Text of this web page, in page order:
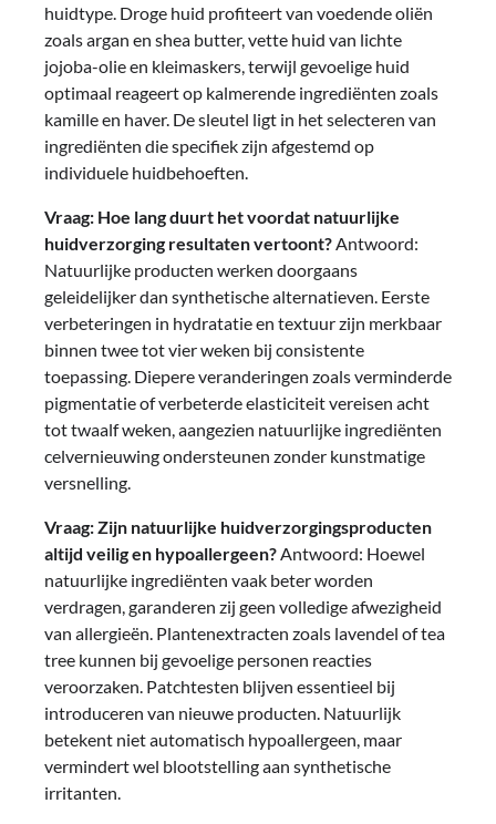
huidtype. Droge huid profiteert van voedende oliën
zoals argan en shea butter, vette huid van lichte
jojoba-olie en kleimaskers, terwijl gevoelige huid
optimaal reageert op kalmerende ingrediënten zoals
kamille en haver. De sleutel ligt in het selecteren van
ingrediënten die specifiek zijn afgestemd op
individuele huidbehoeften.
Vraag: Hoe lang duurt het voordat natuurlijke
huidverzorging resultaten vertoont?Antwoord:
Natuurlijke producten werken doorgaans
geleidelijker dan synthetische alternatieven. Eerste
verbeteringen in hydratatie en textuur zijn merkbaar
binnen twee tot vier weken bij consistente
toepassing. Diepere veranderingen zoals verminderde
pigmentatie of verbeterde elasticiteit vereisen acht
tot twaalf weken, aangezien natuurlijke ingrediënten
celvernieuwing ondersteunen zonder kunstmatige
versnelling.
Vraag: Zijn natuurlijke huidverzorgingsproducten
altijd veilig en hypoallergeen?Antwoord: Hoewel
natuurlijke ingrediënten vaak beter worden
verdragen, garanderen zij geen volledige afwezigheid
van allergieën. Plantenextracten zoals lavendel of tea
tree kunnen bij gevoelige personen reacties
veroorzaken. Patchtesten blijven essentieel bij
introduceren van nieuwe producten. Natuurlijk
betekent niet automatisch hypoallergeen, maar
vermindert wel blootstelling aan synthetische
irritanten.